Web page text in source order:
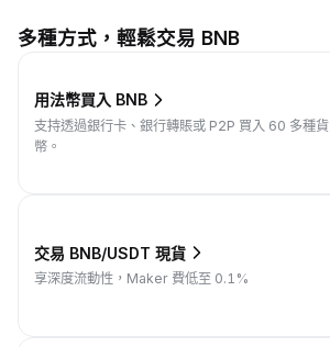
多種方式，輕鬆交易 BNB
用法幣買入 BNB
支持透過銀行卡、銀行轉賬或 P2P 買入 60 多種貨
幣。
交易 BNB/USDT 現貨
享深度流動性，Maker 費低至 0.1%